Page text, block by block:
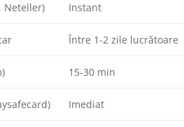
Neteller) Instant
Între 1-2 zile lucrătoare
15-30 min
Imediat